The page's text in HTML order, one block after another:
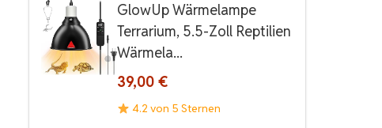
GlowUp Wärmelampe
Terrarium, 5.5-Zoll Reptilien
Wärmela...
39,00 €
4.2 von 5 Sternen